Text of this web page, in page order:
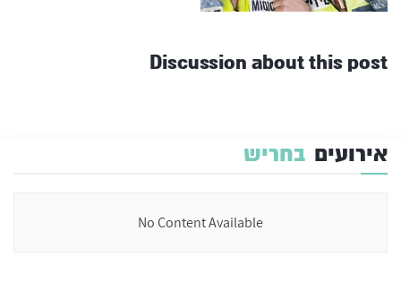
Discussion about this post
אירועים בחריש
No Content Available